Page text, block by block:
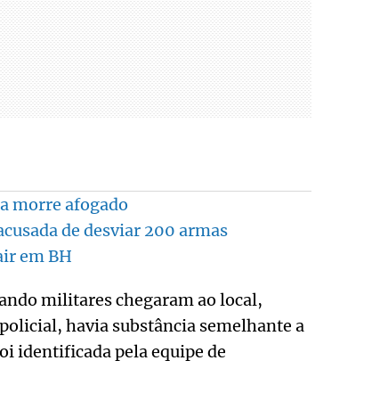
morre afogado
de desviar 200 armas
em BH
militares chegaram ao local,
havia substância semelhante a
identificada pela equipe de